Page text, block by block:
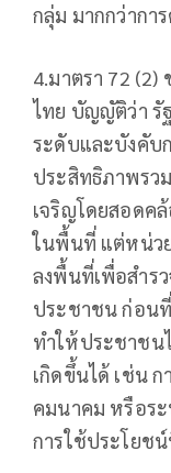
กลุ่ม มากกว่าก
4.มาตรา 72
ไทย บัญญัติว่า รั
ระดับและบังคับ
ประสิทธิภาพรว
เจริญโดยสอดค
ในพื้นที่ แต่หน่ว
ลงพื้นที่เพื่อสำร
ประชาชน ก่อนที่
ทำให้ประชาชน
เกิดขึ้นได้ เช่น
คมนาคม หรือร
การใช้ประโยช